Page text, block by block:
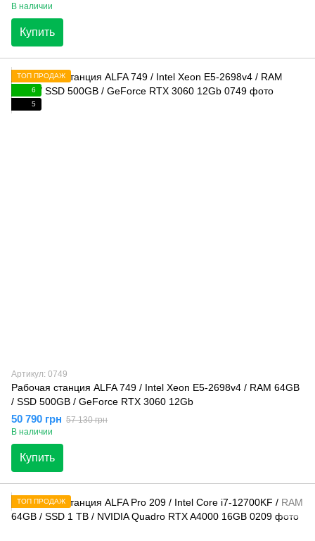
В наличии
Купить
ТОП ПРОДАЖ
6
5
Артикул: 0749
Рабочая станция ALFA 749 / Intel Xeon E5-2698v4 / RAM 64GB
/ SSD 500GB / GeForce RTX 3060 12Gb
50 790 грн 57 130 грн
В наличии
Купить
ТОП ПРОДАЖ